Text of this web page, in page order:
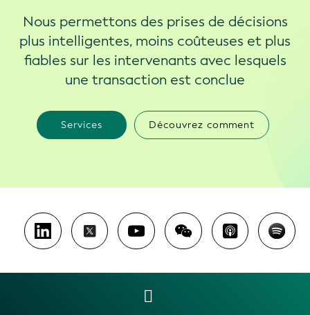
Nous permettons des prises de décisions
plus intelligentes, moins coûteuses et plus
fiables sur les intervenants avec lesquels
une transaction est conclue
Services Découvrez comment